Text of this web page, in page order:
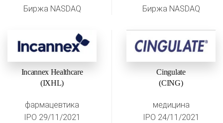
Биржа NASDAQ
Биржа NASDAQ
Incannex Healthcare
(IXHL)
фармацевтика
IPO 29/11/2021
Cingulate
(CING)
медицина
IPO 24/11/2021